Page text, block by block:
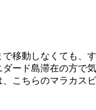
で移動しなくても、
ダード島滞在の方で
こちらのマラカス